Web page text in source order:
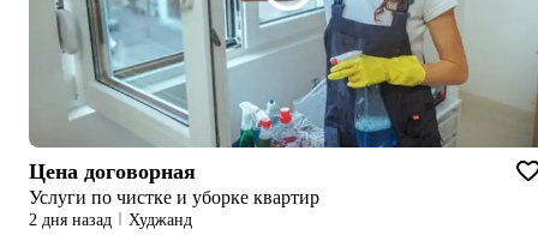
Цена договорная
Услуги по чистке и уборке квартир
2 дня назад Худжанд